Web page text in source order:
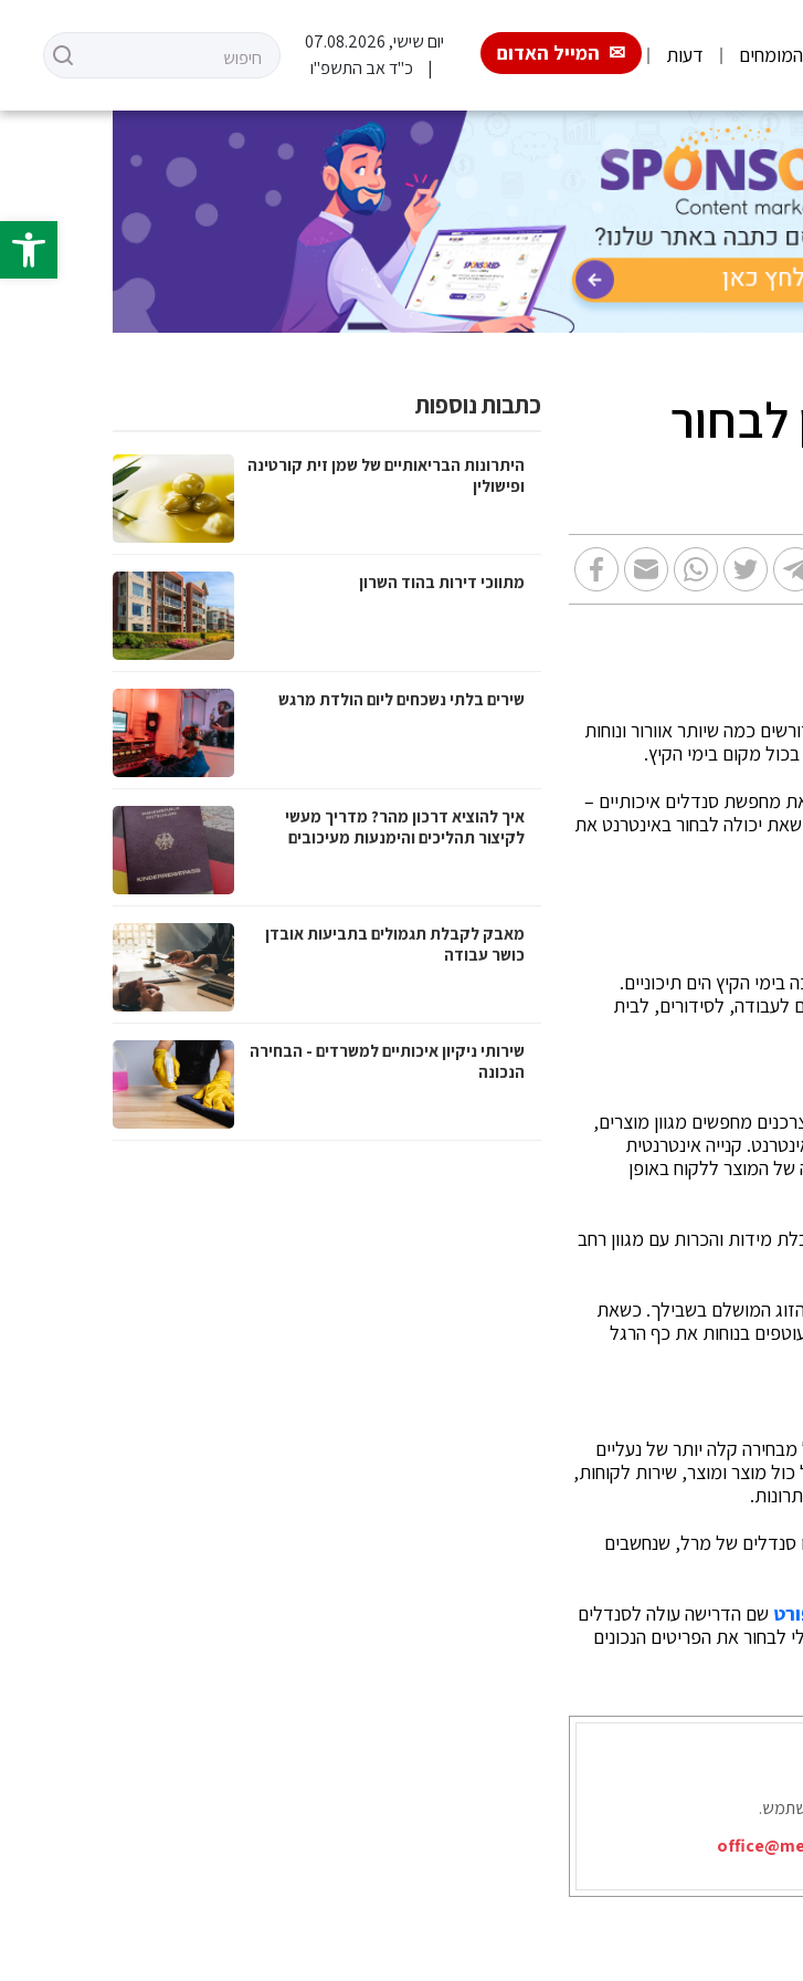
פתח
דעות המייל האדום
יום שישי, 07.08.2026
כ"ד אב התשפ"ו
לבחור
כמה שיותר אוורור ונוחות
מקום בימי הקיץ.
מחפשת סנדלים איכותיים –
יכולה לבחור באינטרנט את
הקיץ הים תיכוניים.
לעבודה, לסידורים, לבית
מחפשים מגוון מוצרים,
קנייה אינטרנטית
המוצר ללקוח באופן
מידות והכרות עם מגוון רחב
המושלם בשבילך. כשאת
בנוחות את כף הרגל
קלה יותר של נעליים
מוצר ומוצר, שירות לקוחות,
סנדלים של מרל, שנחשבים
שם הדרישה עולה לסנדלים
לבחור את הפריטים הנכונים
כתבות נוספות
היתרונות הבריאותיים של שמן זית קורטינה
ופישולין
מתווכי דירות בהוד השרון
שירים בלתי נשכחים ליום הולדת מרגש
איך להוציא דרכון מהר? מדריך מעשי
לקיצור תהליכים והימנעות מעיכובים
מאבק לקבלת תגמולים בתביעות אובדן
כושר עבודה
שירותי ניקיון איכותיים למשרדים - הבחירה
הנכונה